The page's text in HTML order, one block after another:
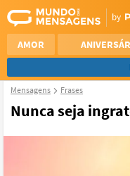
AMOR
REFLEXÃO
Mensagens Frases
Nunca seja